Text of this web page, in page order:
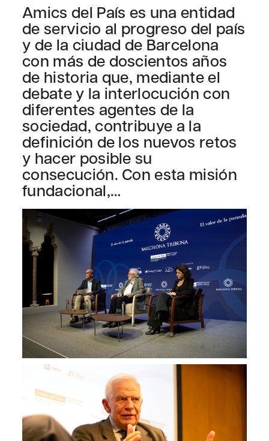
Amics del País es una entidad
de servicio al progreso del país
y de la ciudad de Barcelona
con más de doscientos años
de historia que, mediante el
debate y la interlocución con
diferentes agentes de la
sociedad, contribuye a la
definición de los nuevos retos
y hacer posible su
consecución. Con esta misión
fundacional,…